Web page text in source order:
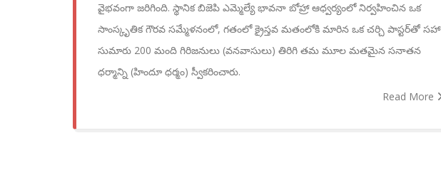
వైభవంగా జరిగింది. స్థానిక బిజెపి ఎమ్మెల్యే భావనా బోహ్రా ఆధ్వర్యంలో నిర్వహించిన ఒక
సాంస్కృతిక గౌరవ సమ్మేళనంలో, గతంలో క్రైస్తవ మతంలోకి మారిన ఒక చర్చి పాస్టర్‌తో సహా
సుమారు 200 మంది గిరిజనులు (వనవాసులు) తిరిగి తమ మూల మతమైన సనాతన
ధర్మాన్ని (హిందూ ధర్మం) స్వీకరించారు.
Read More